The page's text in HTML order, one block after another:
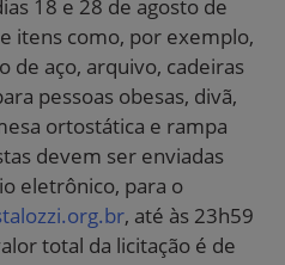
18 e 28 de agosto de
itens como, por exemplo,
de aço, arquivo, cadeiras
pessoas obesas, divã,
ortostática e rampa
devem ser enviadas
eletrônico, para o
, até às 23h59
total da licitação é de